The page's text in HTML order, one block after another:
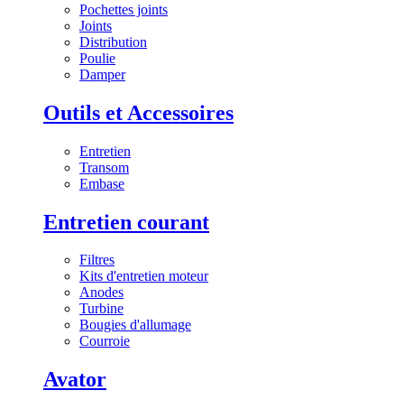
Pochettes joints
Joints
Distribution
Poulie
Damper
Outils et Accessoires
Entretien
Transom
Embase
Entretien courant
Filtres
Kits d'entretien moteur
Anodes
Turbine
Bougies d'allumage
Courroie
Avator